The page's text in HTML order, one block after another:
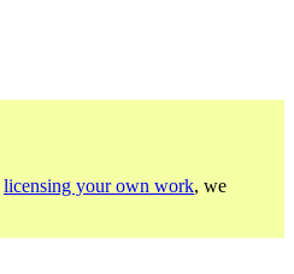
licensing your own work, we